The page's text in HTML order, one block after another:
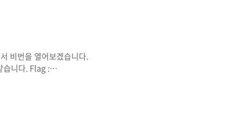
비번을 열어보겠습니다.
니다. Flag :